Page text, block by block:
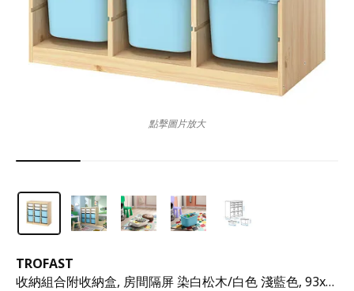
TROFAST
收納組合附收納盒, 房間隔屏 染白松木/白色 淺藍色, 93x44x91 公分
點擊圖片放大